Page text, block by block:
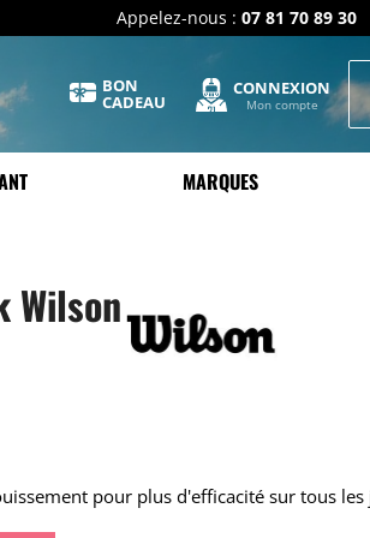
Appelez-nous : 07 81 70 89 30
BON
CADEAU
CONNEXION
Mon compte
MARQUES
Wilson
pour plus d'efficacité sur tous les